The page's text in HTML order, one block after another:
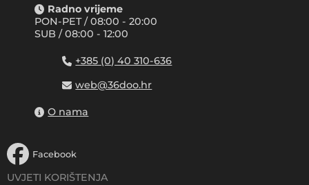
Radno vrijeme
PON-PET / 08:00 - 20:00
SUB / 08:00 - 12:00
+385 (0) 40 310-636
web@36doo.hr
O nama
Facebook
UVJETI KORIŠTENJA